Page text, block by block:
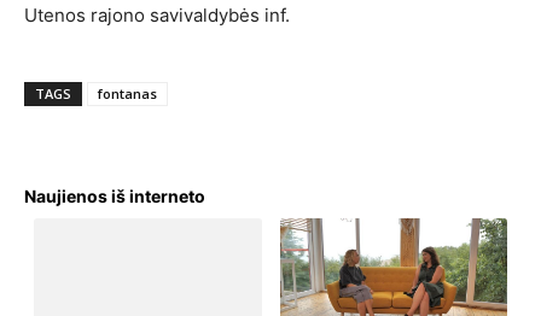
Utenos rajono savivaldybės inf.
TAGS fontanas
Naujienos iš interneto